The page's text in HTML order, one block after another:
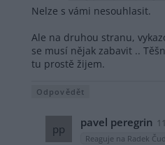
Nelze s vámi nesouhlasit.
Ale na druhou stranu,
se musí nějak zabavit ..
tu prostě žijem.
Odpovědět
pp pavel peregrin
Reaguje na Radek